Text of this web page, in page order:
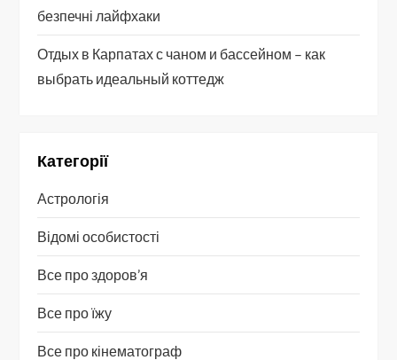
безпечні лайфхаки
Отдых в Карпатах с чаном и бассейном – как
выбрать идеальный коттедж
Категорії
Астрологія
Відомі особистості
Все про здоров’я
Все про їжу
Все про кінематограф